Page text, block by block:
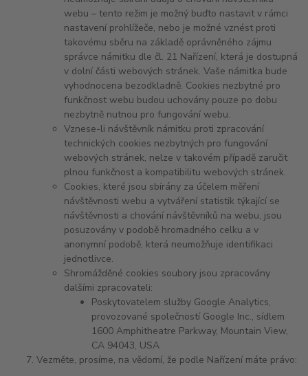
webu – tento režim je možný buďto nastavit v rámci
nastavení prohlížeče, nebo je možné vznést proti
takovému sběru na základě oprávněného zájmu
správce námitku dle čl. 21 Nařízení, která je dostupná
v dolní části webových stránek.Vaše námitka bude
vyhodnocena bezodkladně. Cookies nezbytné pro
funkčnost webu budou uchovány pouze po dobu
nezbytně nutnou pro fungování webu.
Vznese-li návštěvník námitku proti zpracování
technických cookies nezbytných pro fungování
webových stránek, nelze v takovém případě zaručit
plnou funkčnost a kompatibilitu webových stránek.
Cookies, které jsou sbírány za účelem měření
návštěvnosti webu a vytváření statistik týkající se
návštěvnosti a chování návštěvníků na webu, jsou
posuzovány v podobě hromadného celku a v
anonymní podobě, která neumožňuje identifikaci
jednotlivce.
Shromážděné cookies soubory jsou zpracovány
dalšími zpracovateli:
Poskytovatelem služby Google Analytics,
provozované společností Google Inc., sídlem
1600 Amphitheatre Parkway, Mountain View,
CA 94043, USA
Vezměte, prosíme, na vědomí, že podle Nařízení máte právo: